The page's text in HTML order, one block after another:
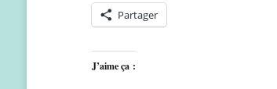
Partager
J’aime ça :